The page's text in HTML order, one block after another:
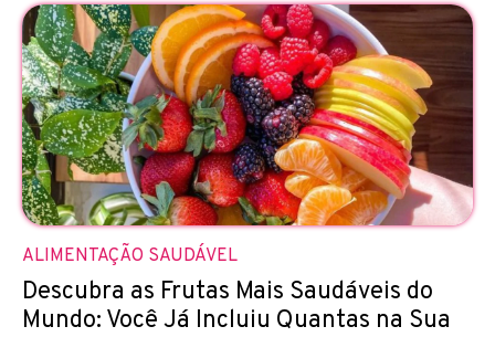
ALIMENTAÇÃO SAUDÁVEL
Descubra as Frutas Mais Saudáveis do
Mundo: Você Já Incluiu Quantas na Sua